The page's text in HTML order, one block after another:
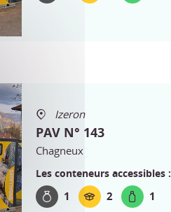
Izeron
PAV N° 143
Chagneux
Les conteneurs accessibles :
1 2 1